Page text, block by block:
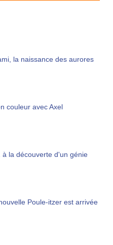
la naissance des aurores
couleur avec Axel
à la découverte d'un génie
Poule-itzer est arrivée